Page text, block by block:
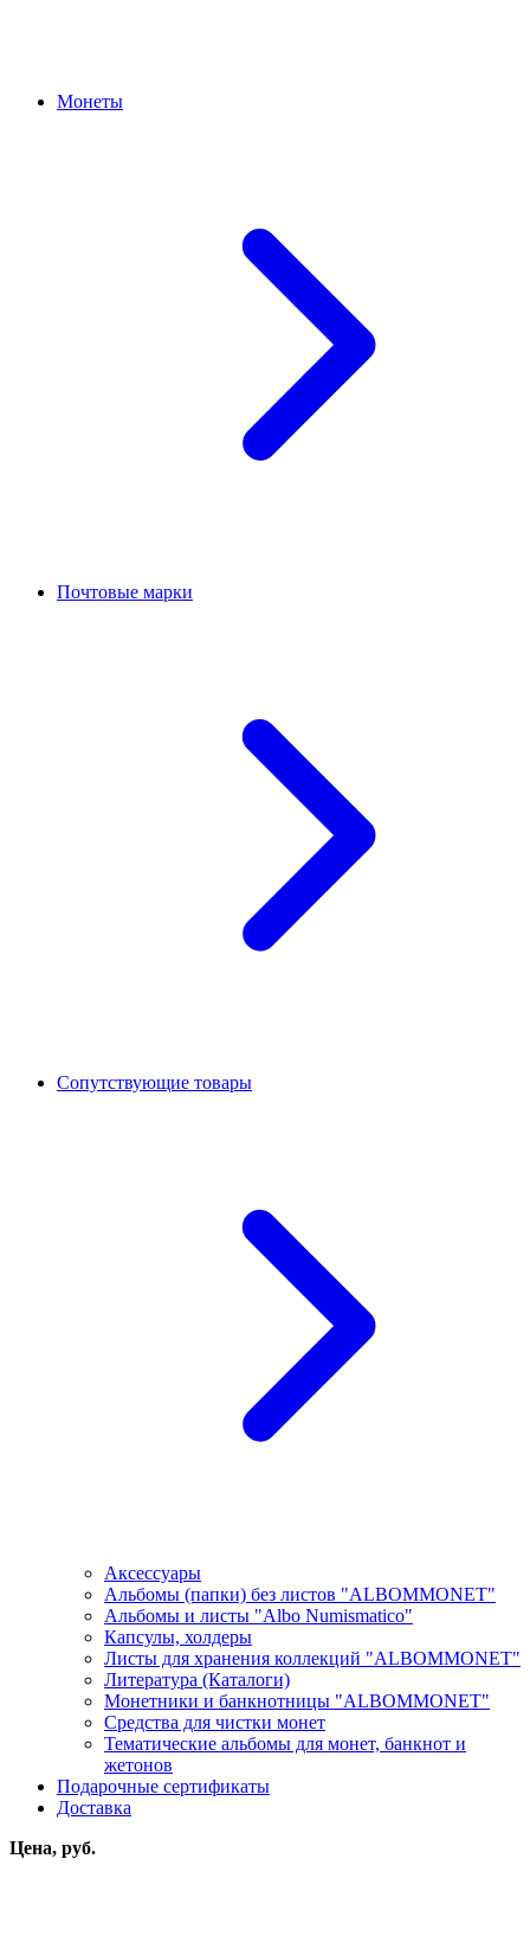
Монеты
Почтовые марки
Сопутствующие товары
Аксессуары
Альбомы (папки) без листов "ALBOMMONET"
Альбомы и листы "Albo Numismatico"
Капсулы, холдеры
Листы для хранения коллекций "ALBOMMONET"
Литература (Каталоги)
Монетники и банкнотницы "ALBOMMONET"
Средства для чистки монет
Тематические альбомы для монет, банкнот и
жетонов
Подарочные сертификаты
Доставка
Цена, руб.